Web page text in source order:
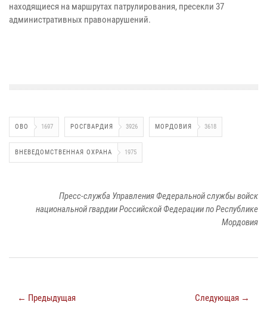
находящиеся на маршрутах патрулирования, пресекли 37
административных правонарушений.
ОВО 1697 РОСГВАРДИЯ 3926 МОРДОВИЯ 3618
ВНЕВЕДОМСТВЕННАЯ ОХРАНА 1975
Пресс-служба Управления Федеральной службы войск
национальной гвардии Российской Федерации по Республике
Мордовия
← Предыдущая Следующая →